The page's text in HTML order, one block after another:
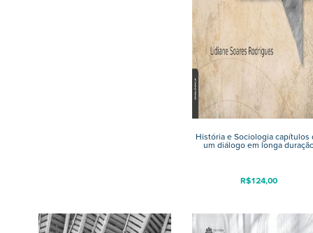
História e Sociologia capítulos
um diálogo em longa
R$124,00